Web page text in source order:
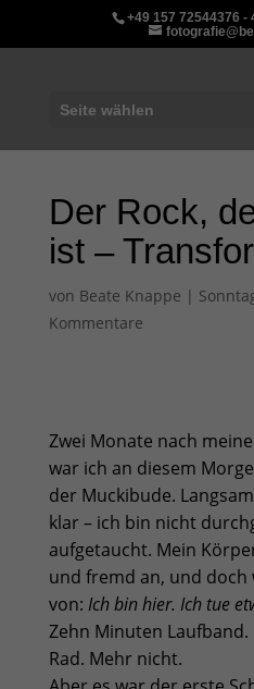
+49 157 72544376
Seite wählen
Der Rock,
ist –
von Beate Knappe |
Kommentare
Zwei Monate nach
war ich an diesem
der Muckibude.
klar – ich bin nicht
aufgetaucht. Mein
und fremd an, und
von: Ich bin hier. Ich tue
Zehn Minuten
Rad. Mehr nicht.